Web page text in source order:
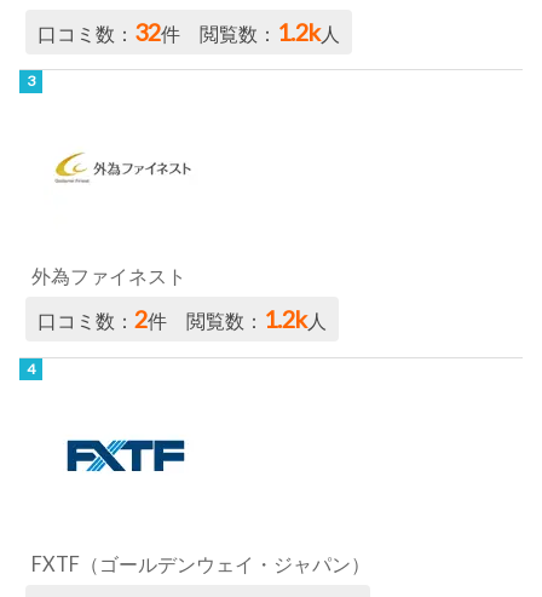
口コミ数： 32件 閲覧数： 1.2k人
外為ファイネスト
口コミ数：2件 閲覧数： 1.2k人
FXTF（ゴールデンウェイ・ジャパン）